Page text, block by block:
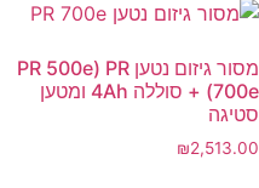
מסור גיזום נטען PR 500e) PR
700e) + סוללה 4Ah ומטען
סטיגה
₪2,513.00